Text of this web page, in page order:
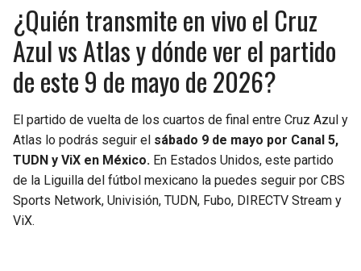
¿Quién transmite en vivo el Cruz
Azul vs Atlas y dónde ver el partido
de este 9 de mayo de 2026?
El partido de vuelta de los cuartos de final entre Cruz Azul y
Atlas lo podrás seguir el sábado 9 de mayo por Canal 5,
TUDN y ViX en México. En Estados Unidos, este partido
de la Liguilla del fútbol mexicano la puedes seguir por CBS
Sports Network, Univisión, TUDN, Fubo, DIRECTV Stream y
ViX.